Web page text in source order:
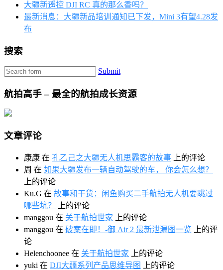
大疆新遥控 DJI RC 真的那么香吗？
最新消息：大疆新品培训通知已下发，Mini 3有望4.28发
布
搜索
Submit
航拍高手 – 最全的航拍成长资源
文章评论
康康 在 孔乙己之大疆无人机思霸客的故事 上的评论
周 在 如果大疆发布一辆自动驾驶的车， 你会怎么想？
上的评论
Ku.G 在 故事和干货：闲鱼购买二手航拍无人机要跳过
哪些坑？
上的评论
manggou 在 关于航拍世家 上的评论
manggou 在 破案在即！-御 Air 2 最新泄漏图一览 上的评
论
Helenchoonee 在 关于航拍世家 上的评论
yuki 在 DJI大疆系列产品思维导图
上的评论